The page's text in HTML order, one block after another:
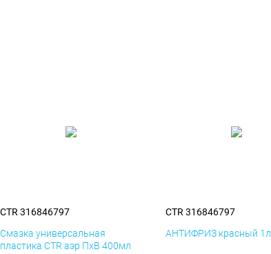
CTR 316846797
Смазка универсальная
пластика CTR аэр ПхВ 400мл
CTR 316846797
АНТИФРИЗ красный 1л.